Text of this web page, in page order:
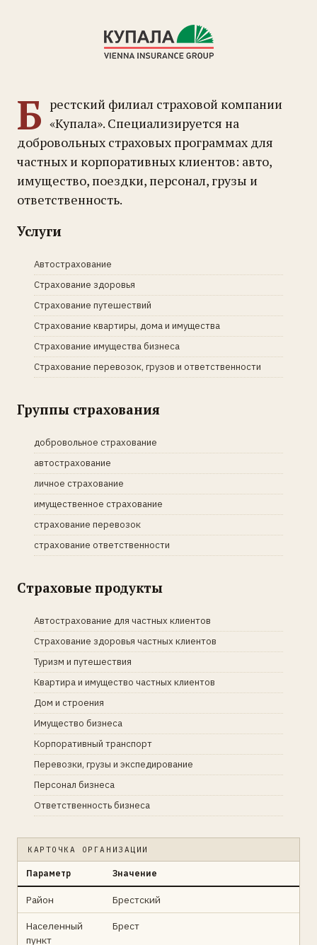
Б рестский филиал страховой компании
«Купала». Специализируется на
добровольных страховых программах для
частных и корпоративных клиентов: авто,
имущество, поездки, персонал, грузы и
ответственность.
Услуги
Автострахование
Страхование здоровья
Страхование путешествий
Страхование квартиры, дома и имущества
Страхование имущества бизнеса
Страхование перевозок, грузов и ответственности
Группы страхования
добровольное страхование
автострахование
личное страхование
имущественное страхование
страхование перевозок
страхование ответственности
Страховые продукты
Автострахование для частных клиентов
Страхование здоровья частных клиентов
Туризм и путешествия
Квартира и имущество частных клиентов
Дом и строения
Имущество бизнеса
Корпоративный транспорт
Перевозки, грузы и экспедирование
Персонал бизнеса
Ответственность бизнеса
КАРТОЧКА ОРГАНИЗАЦИИ
Параметр Значение
Район Брестский
Населенный
пункт
Брест